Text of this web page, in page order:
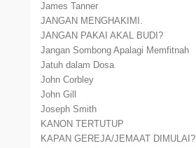
James Tanner
JANGAN MENGHAKIMI.
JANGAN PAKAI AKAL BUDI?
Jangan Sombong Apalagi Memfitnah
Jatuh dalam Dosa
John Corbley
John Gill
Joseph Smith
KANON TERTUTUP
KAPAN GEREJA/JEMAAT DIMULAI?